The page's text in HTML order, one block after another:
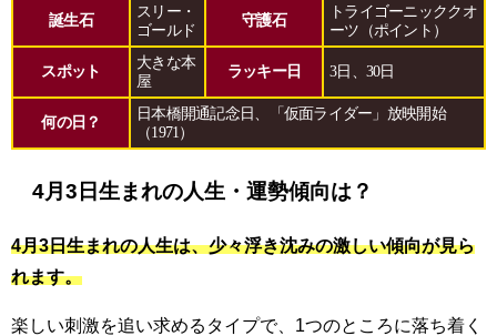
誕生石
スリー・
ゴールド
守護石
トライゴーニッククオ
ーツ（ポイント）
スポット
大きな本
屋
ラッキー日 3日、30日
何の日？
日本橋開通記念日、「仮面ライダー」放映開始
（1971）
4月3日生まれの人生・運勢傾向は？
4月3日生まれの人生は、少々浮き沈みの激しい傾向が見ら
れます。
楽しい刺激を追い求めるタイプで、1つのところに落ち着く